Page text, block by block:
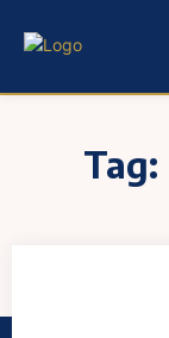
Tag: